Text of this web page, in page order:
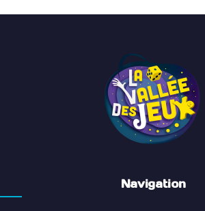
Navigation